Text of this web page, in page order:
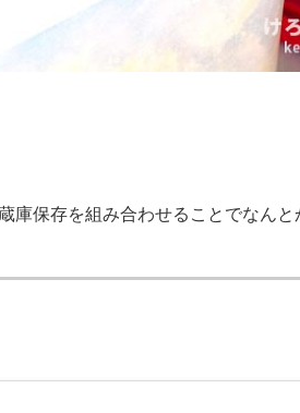
庫保存を組み合わせることでなん